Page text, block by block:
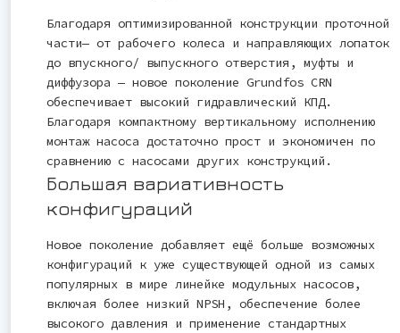
Благодаря оптимизированной конструкции проточной
части— от рабочего колеса и направляющих лопаток
до впускного/ выпускного отверстия, муфты и
диффузора — новое поколение Grundfos CRN
обеспечивает высокий гидравлический КПД.
Благодаря компактному вертикальному исполнению
монтаж насоса достаточно прост и экономичен по
сравнению с насосами других конструкций.
Большая вариативность
конфигураций
Новое поколение добавляет ещё больше возможных
конфигураций к уже существующей одной из самых
популярных в мире линейке модульных насосов,
включая более низкий NPSH, обеспечение более
высокого давления и применение стандартных